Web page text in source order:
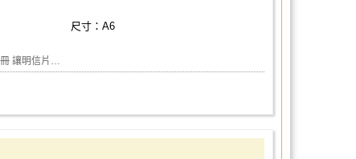
尺寸：A6
讓明信片…